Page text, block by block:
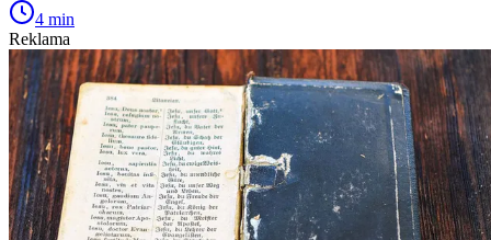
4 min
Reklama